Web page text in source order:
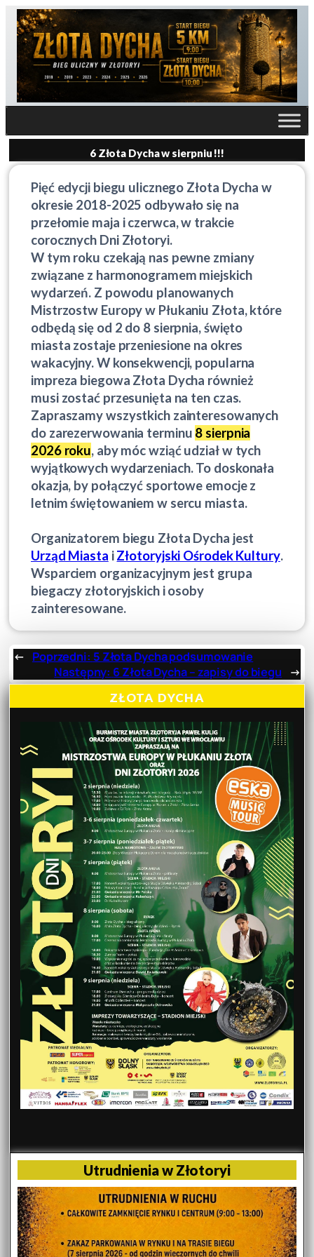
6 Złota Dycha w sierpniu !!!
Pięć edycji biegu ulicznego Złota Dycha w
okresie 2018-2025 odbywało się na
przełomie maja i czerwca, w trakcie
corocznych Dni Złotoryi.
W tym roku czekają nas pewne zmiany
związane z harmonogramem miejskich
wydarzeń. Z powodu planowanych
Mistrzostw Europy w Płukaniu Złota, które
odbędą się od 2 do 8 sierpnia, święto
miasta zostaje przeniesione na okres
wakacyjny. W konsekwencji, popularna
impreza biegowa Złota Dycha również
musi zostać przesunięta na ten czas.
Zapraszamy wszystkich zainteresowanych
do zarezerwowania terminu 8 sierpnia
2026 roku, aby móc wziąć udział w tych
wyjątkowych wydarzeniach. To doskonała
okazja, by połączyć sportowe emocje z
letnim świętowaniem w sercu miasta.
Organizatorem biegu Złota Dycha jest
Urząd Miasta iZłotoryjski Ośrodek Kultury.
Wsparciem organizacyjnym jest grupa
biegaczy złotoryjskich i osoby
zainteresowane.
← Poprzedni: 5 Złota Dycha podsumowanie
Następny: 6 Złota Dycha – zapisy do biegu →
ZŁOTA DYCHA
Utrudnienia w Złotoryi